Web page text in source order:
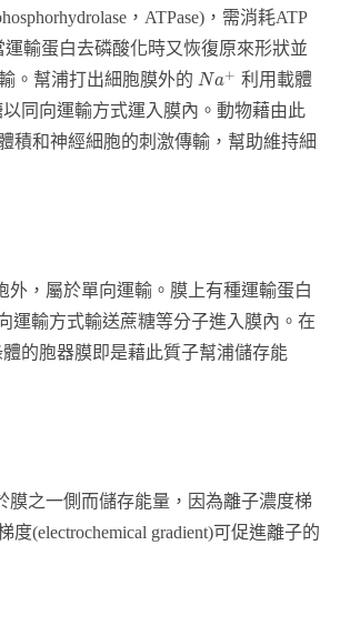
，ATPase)，需消耗ATP
運輸蛋白去磷酸化時又恢復原來形狀並
。幫浦打出細胞膜外的 Na+ 利用載體
同向運輸方式運入膜內。動物藉由此
積和神經細胞的刺激傳輸，幫助維持細
外，屬於單向運輸。膜上有種運輸蛋白
運輸方式輸送蔗糖等分子進入膜內。在
的胞器膜即是藉此質子幫浦儲存能
膜之一側而儲存能量，因為離子濃度梯
(electrochemical gradient)可促進離子的